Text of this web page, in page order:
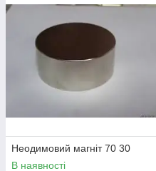
Неодимовий магніт 70 30
В наявності